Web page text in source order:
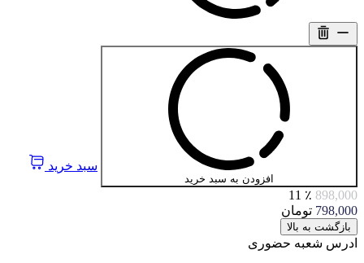
افزودن به سبد خرید
سبد خرید
898,000 ٪ 11
798,000 تومان
بازگشت به بالا
ادرس شعبه حضوری